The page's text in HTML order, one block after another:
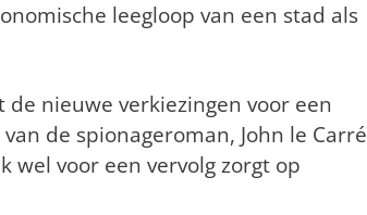
leegloop van een stad als
nieuwe verkiezingen voor een
de spionageroman, John le Carré
wel voor een vervolg zorgt op